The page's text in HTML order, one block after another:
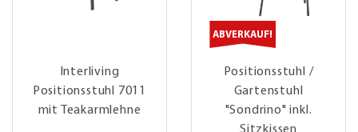
Interliving
Positionsstuhl 7011
mit Teakarmlehne
ABVERKAUF!
Positionsstuhl /
Gartenstuhl
"Sondrino" inkl.